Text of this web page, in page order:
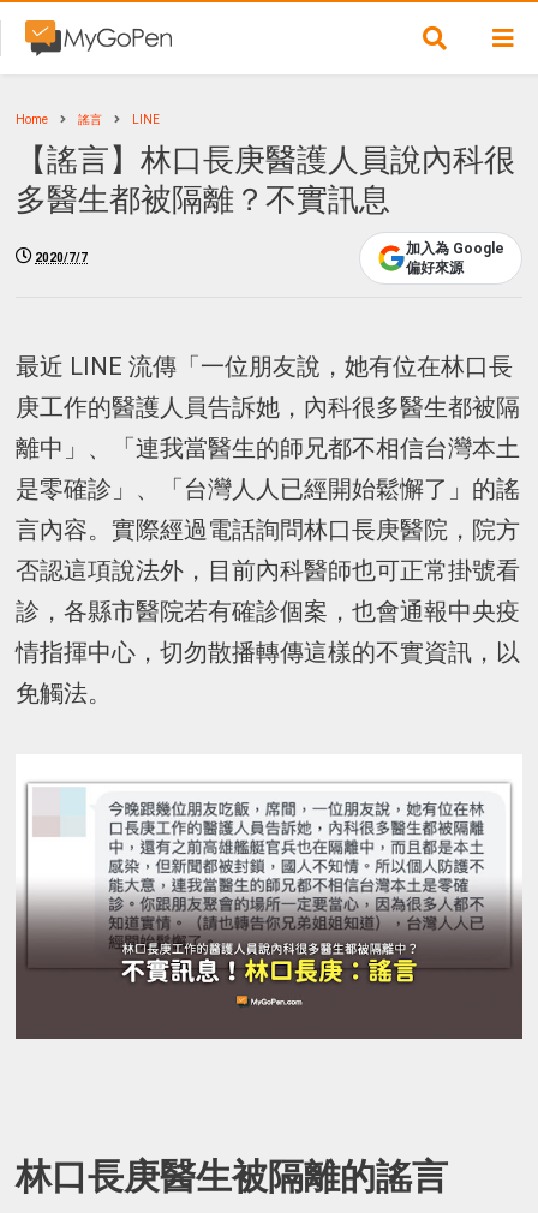
Home 謠言 LINE
【謠言】林口長庚醫護人員說內科很
多醫生都被隔離？不實訊息
2020/7/7
加入為 Google
偏好來源
最近 LINE 流傳「一位朋友說，她有位在林口長
庚工作的醫護人員告訴她，內科很多醫生都被隔
離中」、「連我當醫生的師兄都不相信台灣本土
是零確診」、「台灣人人已經開始鬆懈了」的謠
言內容。實際經過電話詢問林口長庚醫院，院方
否認這項說法外，目前內科醫師也可正常掛號看
診，各縣市醫院若有確診個案，也會通報中央疫
情指揮中心，切勿散播轉傳這樣的不實資訊，以
免觸法。
林口長庚醫生被隔離的謠言